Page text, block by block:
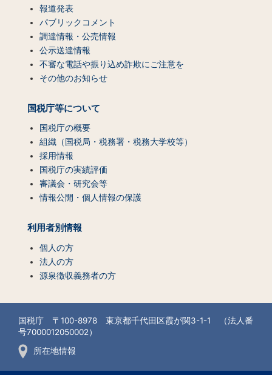
報道発表
パブリックコメント
調達情報・公売情報
公示送達情報
不審な電話や振り込め詐欺にご注意を
その他のお知らせ
国税庁等について
国税庁の概要
組織（国税局・税務署・税務大学校等）
採用情報
国税庁の実績評価
審議会・研究会等
情報公開・個人情報の保護
利用者別情報
個人の方
法人の方
源泉徴収義務者の方
国税庁 〒100-8978 東京都千代田区霞が関3-1-1 （法人番
号7000012050002）
所在地情報